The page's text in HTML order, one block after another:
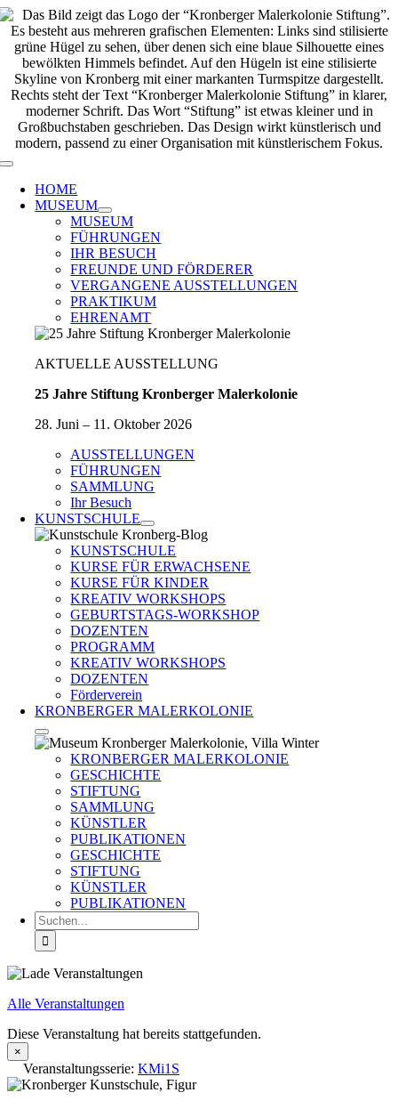
Zum
Inhalt
springen
Toggle
Navigation
HOME
MUSEUM
MUSEUM
FÜHRUNGEN
IHR BESUCH
FREUNDE UND FÖRDERER
VERGANGENE AUSSTELLUNGEN
PRAKTIKUM
EHRENAMT
AKTUELLE AUSSTELLUNG
25 Jahre Stiftung Kronberger Malerkolonie
28. Juni – 11. Oktober 2026
AUSSTELLUNGEN
FÜHRUNGEN
SAMMLUNG
Ihr Besuch
KUNSTSCHULE
KUNSTSCHULE
KURSE FÜR ERWACHSENE
KURSE FÜR KINDER
KREATIV WORKSHOPS
GEBURTSTAGS-WORKSHOP
DOZENTEN
PROGRAMM
KREATIV WORKSHOPS
DOZENTEN
Förderverein
KRONBERGER MALERKOLONIE
KRONBERGER MALERKOLONIE
GESCHICHTE
STIFTUNG
SAMMLUNG
KÜNSTLER
PUBLIKATIONEN
GESCHICHTE
STIFTUNG
KÜNSTLER
PUBLIKATIONEN
Suche
nach:
Alle Veranstaltungen
Diese Veranstaltung hat bereits stattgefunden.
×
Veranstaltungsserie: KMi1S